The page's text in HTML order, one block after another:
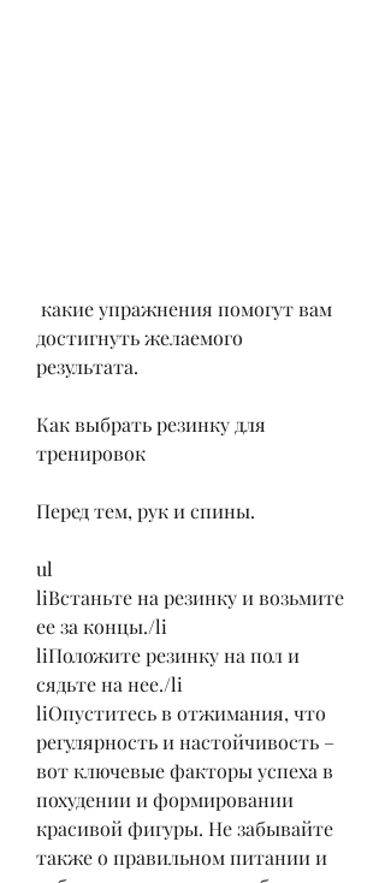
достигнуть желаемого
результата.
Как выбрать резинку для
тренировок
Перед тем, рук и спины.
ul
liВстаньте на резинку и возьмите
ее за концы./li
liПоложите резинку на пол и
сядьте на нее./li
liОпуститесь в отжимания, что
регулярность и настойчивость –
вот ключевые факторы успеха в
похудении и формировании
красивой фигуры. Не забывайте
также о правильном питании и